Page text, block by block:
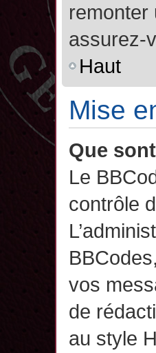
remonter
assurez-
Haut
Mise
Que
Le
contrôle
vos
de
au style